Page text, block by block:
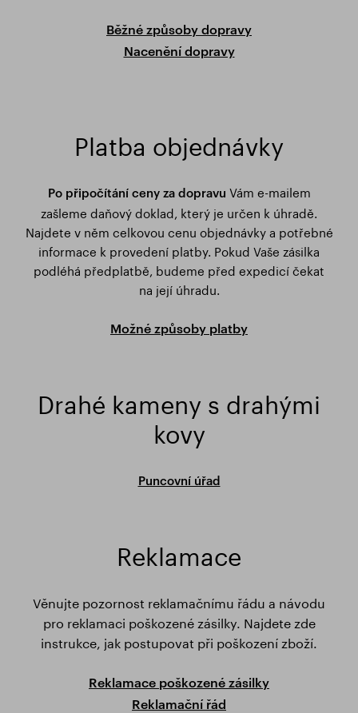
Běžné způsoby dopravy
Nacenění dopravy
Platba objednávky
Po připočítání ceny za dopravu Vám e-mailem
zašleme daňový doklad, který je určen k úhradě.
Najdete v něm celkovou cenu objednávky a potřebné
informace k provedení platby. Pokud Vaše zásilka
podléhá předplatbě, budeme před expedicí čekat
na její úhradu.
Možné způsoby platby
Drahé kameny s drahými
kovy
Puncovní úřad
Reklamace
Věnujte pozornost reklamačnímu řádu a návodu
pro reklamaci poškozené zásilky. Najdete zde
instrukce, jak postupovat při poškození zboží.
Reklamace poškozené zásilky
Reklamační řád